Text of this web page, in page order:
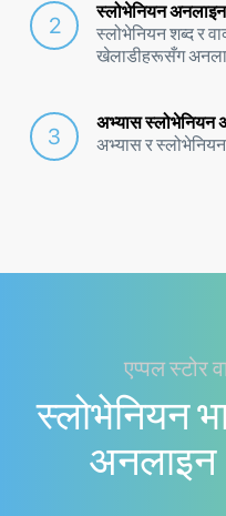
स्लोभेनियन
स्लोभेनियन शब्द र
खेलाडीहरूसँग
अभ्यास स्लोभेनियन
अभ्यास र
एप्पल स्टोर
स्लोभेनियन